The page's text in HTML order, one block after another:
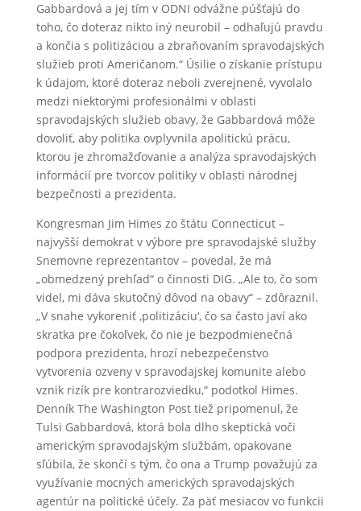
Gabbardová a jej tím v ODNI odvážne púšťajú do
toho, čo doteraz nikto iný neurobil – odhaľujú pravdu
a končia s politizáciou a zbraňovaním spravodajských
služieb proti Američanom.“ Úsilie o získanie prístupu
k údajom, ktoré doteraz neboli zverejnené, vyvolalo
medzi niektorými profesionálmi v oblasti
spravodajských služieb obavy, že Gabbardová môže
dovoliť, aby politika ovplyvnila apolitickú prácu,
ktorou je zhromažďovanie a analýza spravodajských
informácií pre tvorcov politiky v oblasti národnej
bezpečnosti a prezidenta.
Kongresman Jim Himes zo štátu Connecticut –
najvyšší demokrat v výbore pre spravodajské služby
Snemovne reprezentantov – povedal, že má
„obmedzený prehľad“ o činnosti DIG. „Ale to, čo som
videl, mi dáva skutočný dôvod na obavy“ – zdôraznil.
„V snahe vykoreniť ‚politizáciu‘, čo sa často javí ako
skratka pre čokoľvek, čo nie je bezpodmienečná
podpora prezidenta, hrozí nebezpečenstvo
vytvorenia ozveny v spravodajskej komunite alebo
vznik rizík pre kontrarozviedku,“ podotkol Himes.
Denník The Washington Post tiež pripomenul, že
Tulsi Gabbardová, ktorá bola dlho skeptická voči
americkým spravodajským službám, opakovane
sľúbila, že skončí s tým, čo ona a Trump považujú za
využívanie mocných amerických spravodajských
agentúr na politické účely. Za päť mesiacov vo funkcii